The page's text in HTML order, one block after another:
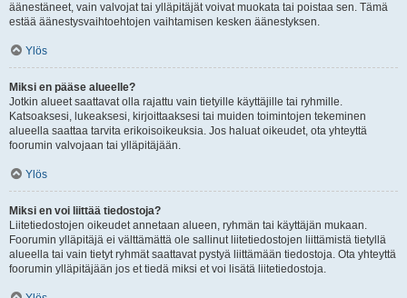
äänestäneet, vain valvojat tai ylläpitäjät voivat muokata tai poistaa sen. Tämä
estää äänestysvaihtoehtojen vaihtamisen kesken äänestyksen.
Ylös
Miksi en pääse alueelle?
Jotkin alueet saattavat olla rajattu vain tietyille käyttäjille tai ryhmille.
Katsoaksesi, lukeaksesi, kirjoittaaksesi tai muiden toimintojen tekeminen
alueella saattaa tarvita erikoisoikeuksia. Jos haluat oikeudet, ota yhteyttä
foorumin valvojaan tai ylläpitäjään.
Ylös
Miksi en voi liittää tiedostoja?
Liitetiedostojen oikeudet annetaan alueen, ryhmän tai käyttäjän mukaan.
Foorumin ylläpitäjä ei välttämättä ole sallinut liitetiedostojen liittämistä tietyllä
alueella tai vain tietyt ryhmät saattavat pystyä liittämään tiedostoja. Ota yhteyttä
foorumin ylläpitäjään jos et tiedä miksi et voi lisätä liitetiedostoja.